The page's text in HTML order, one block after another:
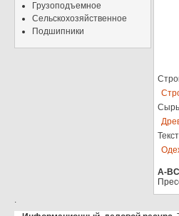
Грузоподъемное
Сельскохозяйственное
Подшипники
A-
.